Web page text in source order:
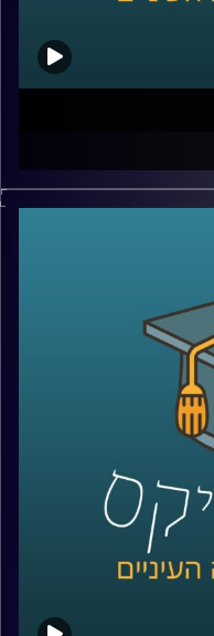
ממש היום לפני שנה הושבעה ממשלת ישראל ה-36 בראשות
חליפי. הממשלה
לדבר על משילות,
ועל שיטת הממשל
לפוליטיקאים –